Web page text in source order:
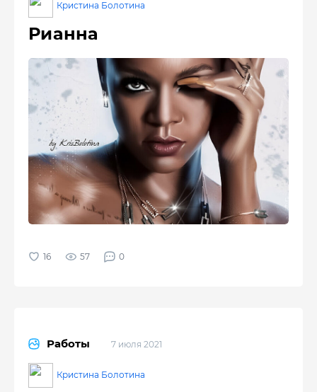
Кристина Болотина
Рианна
57 0
Работы 7 июля 2021
Кристина Болотина